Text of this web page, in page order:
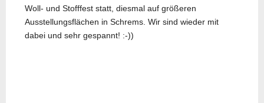
Woll- und Stofffest statt, diesmal auf größeren
Ausstellungsflächen in Schrems. Wir sind wieder mit
dabei und sehr gespannt! :-))